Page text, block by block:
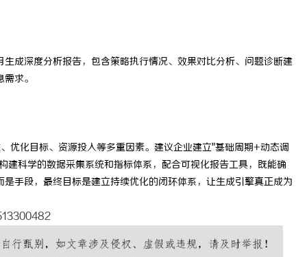
成深度分析报告，包含策略执行情况、效果对比分析、问题诊断建
求。
优化目标、资源投入等多重因素。建议企业建立"基础周期+动态调
科学的数据采集系统和指标体系，配合可视化报告工具，既能确
手段，最终目标是建立持续优化的闭环体系，让生成引擎真正成为